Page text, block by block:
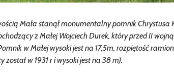
Mała stanął monumentalny pomnik
z Małej Wojciech Durek, który przed II
w Małej wysoki jest na 17,5m, rozpiętość
został w 1931 r i wysoki jest na 38 m).